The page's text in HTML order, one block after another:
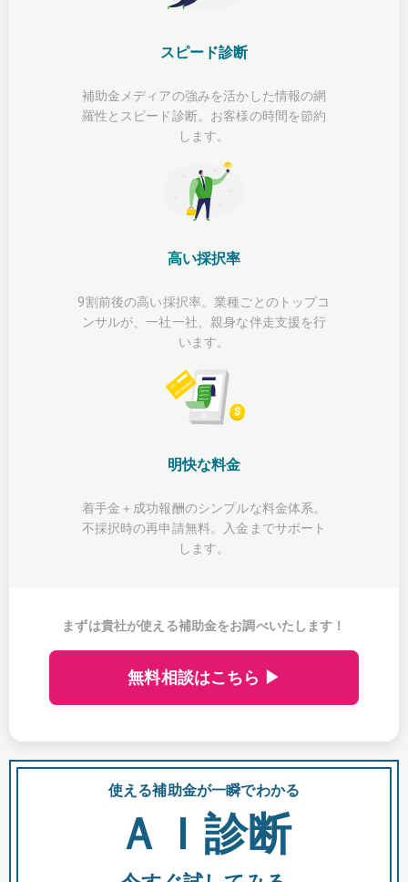
スピード診断
補助金メディアの強みを活かした情報の網
羅性とスピード診断。お客様の時間を節約
します。
高い採択率
9割前後の高い採択率。業種ごとのトップコ
ンサルが、一社一社、親身な伴走支援を行
います。
明快な料金
着手金＋成功報酬のシンプルな料金体系。
不採択時の再申請無料。入金までサポート
します。
まずは貴社が使える補助金をお調べいたします！
無料相談はこちら ▶
使える補助金が一瞬でわかる
ＡＩ診断